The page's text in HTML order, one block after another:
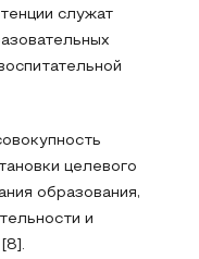
служат
целевого
образования,
и